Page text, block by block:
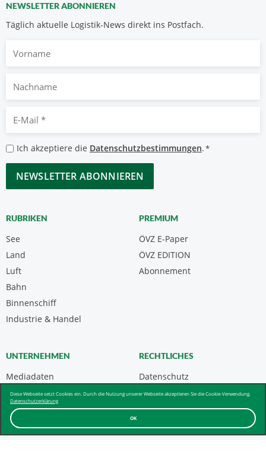
OK
Diese Webseite setzt Cookies ein. Durch die Nutzung unserer Webseite akzeptieren Sie die Cookie-Verwendung.
Datenschutzerklärung
NEWSLETTER ABONNIEREN
Täglich aktuelle Logistik-News direkt ins Postfach.
Nachname
Mail
*
Datenschutzbestimmungen
*
Ich akzeptiere die Datenschutzbestimmungen.*
CAPTCHA
RUBRIKEN
See
Land
Luft
Bahn
Binnenschiff
Industrie & Handel
PREMIUM
ÖVZ E-Paper
Abonnement
ÖVZ EDITION
UNTERNEHMEN
Mediadaten
Kontakt
Über uns & AGB
RECHTLICHES
Datenschutz
Impressum